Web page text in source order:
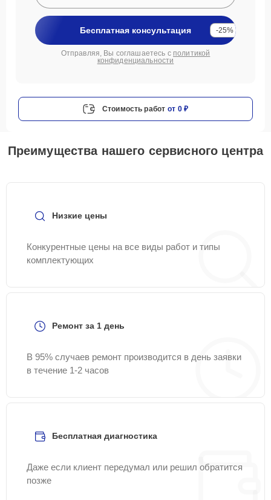
Бесплатная консультация -25%
Отправляя, Вы соглашаетесь с политикой
конфиденциальности
Стоимость работ от 0 ₽
Преимущества нашего сервисного центра
Низкие цены
Конкурентные цены на все виды работ и типы
комплектующих
Ремонт за 1 день
В 95% случаев ремонт производится в день заявки
в течение 1-2 часов
Бесплатная диагностика
Даже если клиент передумал или решил обратится
позже